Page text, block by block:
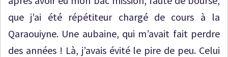
que j’ai été répétiteur chargé de cours à la
Qaraouiyne. Une aubaine, qui m’avait fait perdre
des années ! Là, j’avais évité le pire de peu. Celui